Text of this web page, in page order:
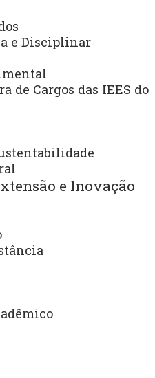
e Disciplinar
de Cargos das IEES do
e Inovação
Psicológico aos
Humanas, campus de
humano
ao coletivo;
do clima institucional
aos acadêmicos;
da evasão